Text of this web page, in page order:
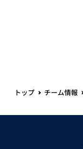
トップ チーム情報